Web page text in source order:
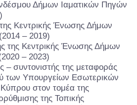
Δήμων Ιαματικών Πηγών
Κεντρικής Ένωσης Δήμων
– 2019)
της Κεντρικής Ένωσης Δήμων
– 2023)
– συντονιστής της μεταφοράς
των Υπουργείων Εσωτερικών
στον τομέα της
της Τοπικής